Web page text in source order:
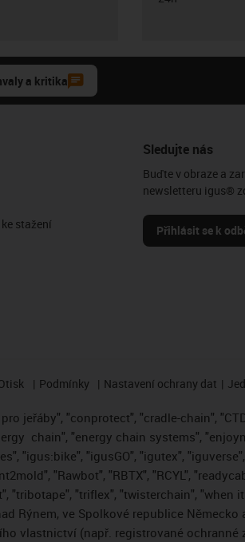
a kritika
stažení
Sledujte nás
Buďte v obraze a
newsletteru igus®
Přihlásit se k
Podmínky Nastavení ochrany dat
jeřáby", "conprotect", "cradle-chain",
chain", "energy chain systems",
"igus:bike", "igusGO", "igutex",
"Rawbot", "RBTX", "RCYL",
"tribotape", "triflex", "twisterchain",
Rýnem, ve Spolkové republice
vlastnictví (např. registrované